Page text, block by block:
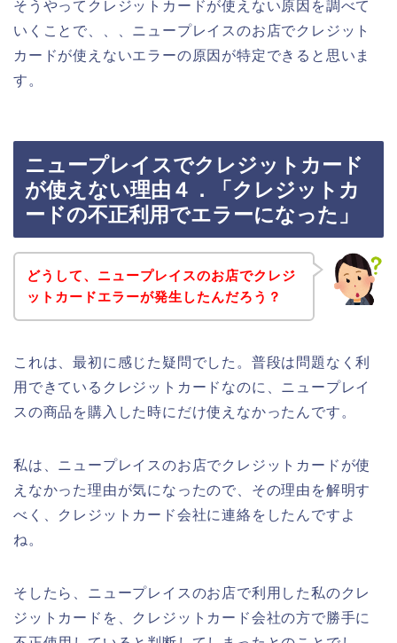
そうやってクレジットカードが使えない原因を調べて
いくことで、、、ニュープレイスのお店でクレジット
カードが使えないエラーの原因が特定できると思いま
す。
ニュープレイスでクレジットカード
が使えない理由４．「クレジットカ
ードの不正利用でエラーになった」
どうして、ニュープレイスのお店でクレジ
ットカードエラーが発生したんだろう？
これは、最初に感じた疑問でした。普段は問題なく利
用できているクレジットカードなのに、ニュープレイ
スの商品を購入した時にだけ使えなかったんです。
私は、ニュープレイスのお店でクレジットカードが使
えなかった理由が気になったので、その理由を解明す
べく、クレジットカード会社に連絡をしたんですよ
ね。
そしたら、ニュープレイスのお店で利用した私のクレ
ジットカードを、クレジットカード会社の方で勝手に